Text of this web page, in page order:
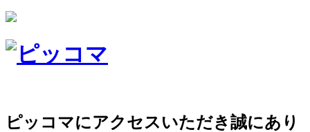
ピッコマにアクセスいただき誠にあり